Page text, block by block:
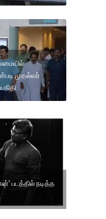
முதல்வர்
படத்தில் நடித்த